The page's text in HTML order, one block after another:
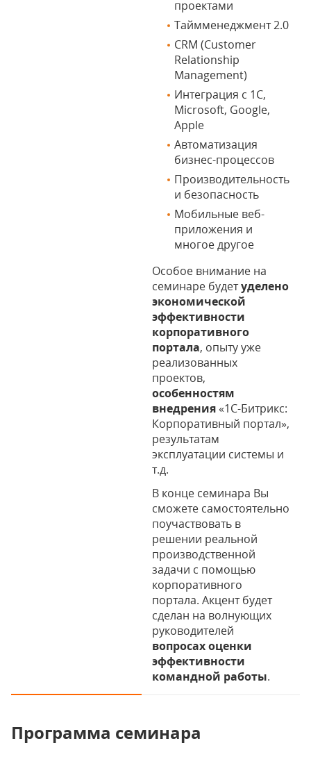
проектами
Таймменеджмент 2.0
CRM (Customer
Relationship
Management)
Интеграция с 1С,
Microsoft, Google,
Apple
Автоматизация
бизнес-процессов
Производительность
и безопасность
Мобильные веб-
приложения и
многое другое
Особое внимание на
семинаре будетуделено
экономической
эффективности
корпоративного
портала, опыту уже
реализованных
проектов,
особенностям
внедрения «1С-Битрикс:
Корпоративный портал»,
результатам
эксплуатации системы и
т.д.
В конце семинара Вы
сможете самостоятельно
поучаствовать в
решении реальной
производственной
задачи с помощью
корпоративного
портала. Акцент будет
сделан на волнующих
руководителей
вопросах оценки
эффективности
командной работы.
Программа семинара